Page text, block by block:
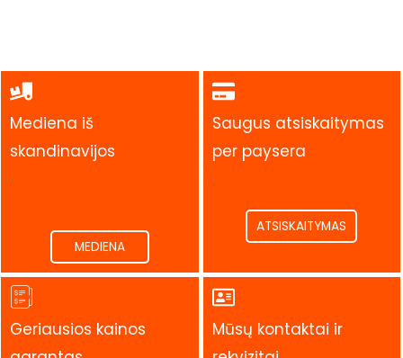
Mediena iš
skandinavijos
.
MEDIENA
Saugus atsiskaitymas
per paysera
.
ATSISKAITYMAS
Geriausios kainos
Mūsų kontaktai ir